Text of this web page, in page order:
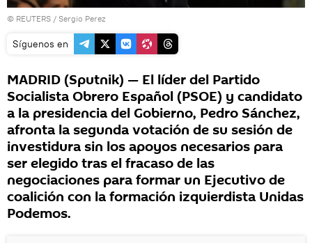
© REUTERS / Sergio Perez
Síguenos en
MADRID (Sputnik) — El líder del Partido
Socialista Obrero Español (PSOE) y candidato
a la presidencia del Gobierno, Pedro Sánchez,
afronta la segunda votación de su sesión de
investidura sin los apoyos necesarios para
ser elegido tras el fracaso de las
negociaciones para formar un Ejecutivo de
coalición con la formación izquierdista Unidas
Podemos.